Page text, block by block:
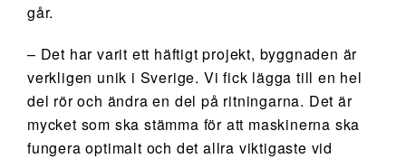
går.
– Det har varit ett häftigt projekt, byggnaden är
verkligen unik i Sverige. Vi fick lägga till en hel
del rör och ändra en del på ritningarna. Det är
mycket som ska stämma för att maskinerna ska
fungera optimalt och det allra viktigaste vid